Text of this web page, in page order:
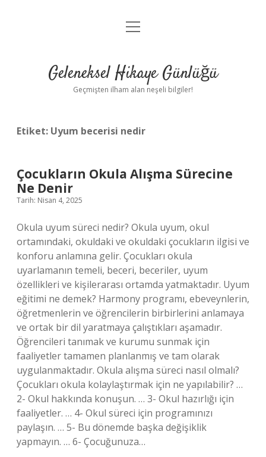
Anasayfa
Yasal Uyarı
menüyü
Geleneksel Hikaye Günlüğü
Geçmişten ilham alan neşeli bilgiler!
Etiket: Uyum becerisi nedir
Çocukların Okula Alışma Sürecine
Ne Denir
Tarih: Nisan 4, 2025
Okula uyum süreci nedir? Okula uyum, okul
ortamındaki, okuldaki ve okuldaki çocukların ilgisi ve
konforu anlamına gelir. Çocukları okula
uyarlamanın temeli, beceri, beceriler, uyum
özellikleri ve kişilerarası ortamda yatmaktadır. Uyum
eğitimi ne demek? Harmony programı, ebeveynlerin,
öğretmenlerin ve öğrencilerin birbirlerini anlamaya
ve ortak bir dil yaratmaya çalıştıkları aşamadır.
Öğrencileri tanımak ve kurumu sunmak için
faaliyetler tamamen planlanmış ve tam olarak
uygulanmaktadır. Okula alışma süreci nasıl olmalı?
Çocukları okula kolaylaştırmak için ne yapılabilir? …
2- Okul hakkında konuşun. … 3- Okul hazırlığı için
faaliyetler. … 4- Okul süreci için programınızı
paylaşın. … 5- Bu dönemde başka değişiklik
yapmayın. … 6- Çocuğunuza…